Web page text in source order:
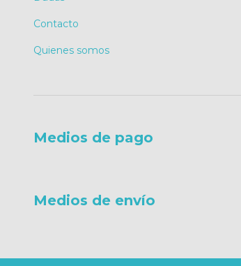
Contacto
Quienes somos
Medios de pago
Medios de envío